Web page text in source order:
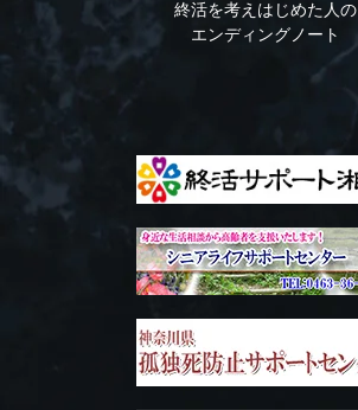
終活を考えはじめた人の
エンディングノート